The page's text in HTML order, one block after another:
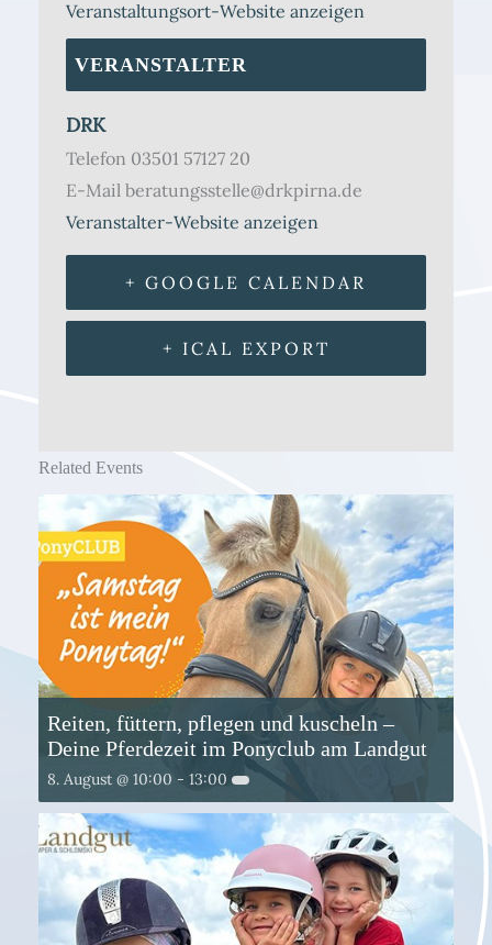
Veranstaltungsort-Website anzeigen
VERANSTALTER
DRK
Telefon 03501 57127 20
E-Mail beratungsstelle@drkpirna.de
Veranstalter-Website anzeigen
+ GOOGLE CALENDAR
+ ICAL EXPORT
Related Events
Reiten, füttern, pflegen und kuscheln –
Deine Pferdezeit im Ponyclub am Landgut
8. August @ 10:00 - 13:00